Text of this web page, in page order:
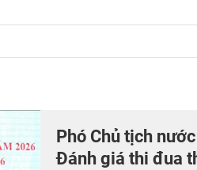
Phó Chủ tịch
Đánh giá thi đua